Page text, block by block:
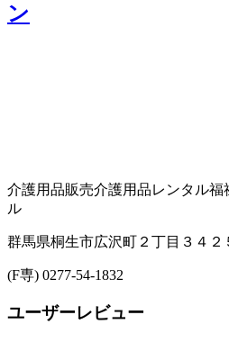
ン
介護用品販売介護用品レンタル福
ル
群馬県桐生市広沢町２丁目３４２
(F専) 0277-54-1832
ユーザーレビュー